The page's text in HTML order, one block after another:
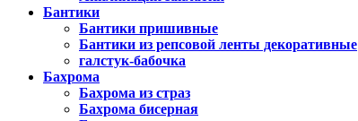
Бантики
Бантики пришивные
Бантики из репсовой ленты декоративные
галстук-бабочка
Бахрома
Бахрома из страз
Бахрома бисерная